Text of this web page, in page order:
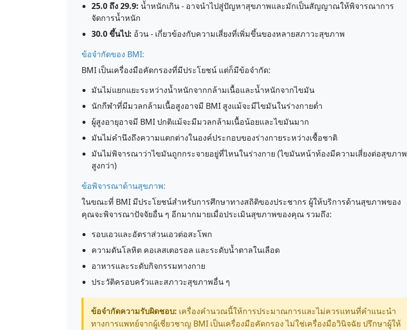
25.0 ถึง 29.9: น้ำหนักเกิน - อาจนำไปสู่ปัญหาสุขภาพและมักเป็นสัญญาณให้พิจารณาการ
จัดการน้ำหนัก
30.0 ขึ้นไป: อ้วน - เกี่ยวข้องกับความเสี่ยงที่เพิ่มขึ้นของหลายสภาวะสุขภาพ
ข้อจำกัดของ BMI:
BMI เป็นเครื่องมือคัดกรองที่มีประโยชน์ แต่ก็มีข้อจำกัด:
มันไม่แยกแยะระหว่างน้ำหนักจากกล้ามเนื้อและน้ำหนักจากไขมัน
นักกีฬาที่มีมวลกล้ามเนื้อสูงอาจมี BMI สูงแม้จะมีไขมันในร่างกายต่ำ
ผู้สูงอายุอาจมี BMI ปกติแม้จะมีมวลกล้ามเนื้อน้อยและไขมันมาก
มันไม่คำนึงถึงความแตกต่างในองค์ประกอบของร่างกายระหว่างเชื้อชาติ
มันไม่พิจารณาว่าไขมันถูกกระจายอยู่ที่ไหนในร่างกาย (ไขมันหน้าท้องมีความเสี่ยงต่อสุขภาพ
สูงกว่า)
ข้อพิจารณาด้านสุขภาพ:
ในขณะที่ BMI มีประโยชน์สำหรับการศึกษาทางสถิติของประชากร ผู้ให้บริการด้านสุขภาพของ
คุณจะพิจารณาปัจจัยอื่น ๆ อีกมากมายเมื่อประเมินสุขภาพของคุณ รวมถึง:
รอบเอวและอัตราส่วนเอวต่อสะโพก
ความดันโลหิต คอเลสเตอรอล และระดับน้ำตาลในเลือด
อาหารและระดับกิจกรรมทางกาย
ประวัติครอบครัวและสภาวะสุขภาพอื่น ๆ
ข้อจำกัดความรับผิดชอบ: เครื่องคำนวณนี้ให้การประมาณการและไม่ควรแทนที่คำแนะนำ
ทางการแพทย์จากผู้เชี่ยวชาญ BMI เป็นเครื่องมือคัดกรอง ไม่ใช่เครื่องมือวินิจฉัย ปรึกษาผู้ให้